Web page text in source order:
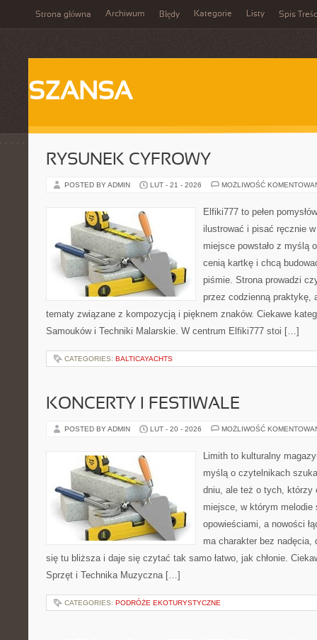
Strona główna Archiwum Błędy Kategorie Listy Spis
SZANSA
RYSUNEK CYFROWY
POSTED BY ADMIN LUT - 21 - 2026 MOŻLIWOŚĆ
Elfiki777 to pełen
ilustrować i pisać ręcznie
miejsce powstało z myślą
cenią kartkę i chcą
piśmie. Strona prowadzi
przez codzienną praktykę,
tematy związane z kompozycją i pięknem znaków. Ciekawe
Samouków i Techniki Malarskie. W centrum Elfiki777 stoi […]
CATEGORIES: BALTICAYACHTS
KONCERTY I FESTIWALE
POSTED BY ADMIN LUT - 20 - 2026 MOŻLIWOŚĆ
Limith to kulturalny
myślą o czytelnikach
dniu, ale też o tych, którzy
miejsce, w którym melodie
opowieściami, a nowości
ma charakter bez
się tu bliższa i daje się czytać tak samo łatwo, jak chłonie.
Sprzęt i Technika Muzyczna […]
CATEGORIES: PODRÓŻE EKOTURYSTYCZNE